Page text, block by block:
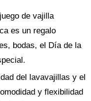
de vajilla
es un regalo
bodas, el Día de la
del lavavajillas y el
y flexibilidad